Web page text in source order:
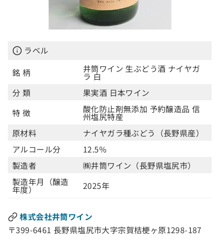
ラベル
銘 柄
井筒ワイン 生ぶどう酒 ナイヤガ
ラ 白
分 類
果実酒 日本ワイン
特 徴
酸化防止剤無添加 予約醸造品 信
州塩尻特産
原材料
ナイヤガラ種ぶどう（長野県産）
アルコール分
12.5%
製造者
㈱井筒ワイン（長野県塩尻市）
製造年月（醸造
年度） 2025年
株式会社井筒ワイン
〒399-6461 長野県塩尻市大字宗賀桔梗ヶ原1298-187